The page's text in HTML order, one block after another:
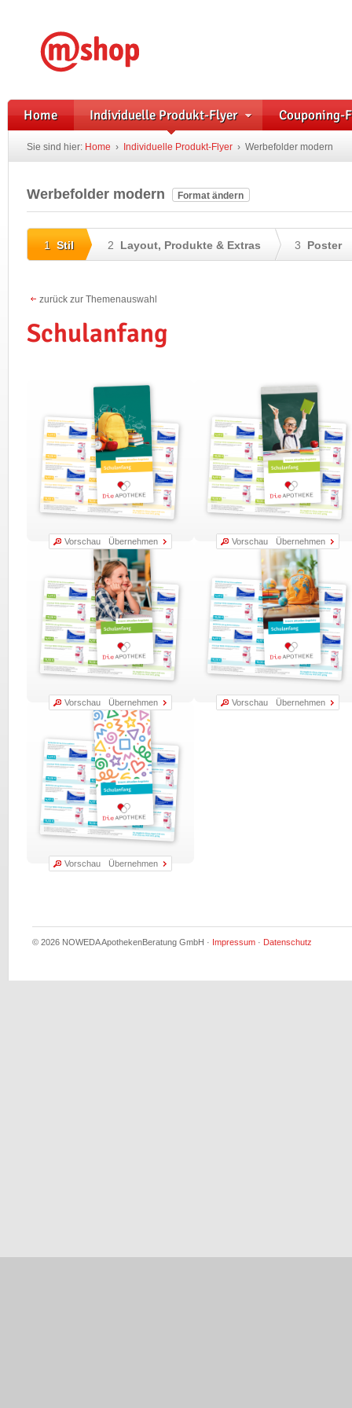
Home Individuelle Produkt-Flyer Couponing-
Sie sind hier: Home › Individuelle Produkt-Flyer › Werbefolder modern
Werbefolder modern Format ändern
1 Stil 2 Layout, Produkte & Extras 3 Poster
zurück zur Themenauswahl
Schulanfang
Vorschau Übernehmen Vorschau Übernehmen
Vorschau Übernehmen Vorschau Übernehmen
Vorschau Übernehmen
© 2026 NOWEDA ApothekenBeratung GmbH · Impressum · Datenschutz